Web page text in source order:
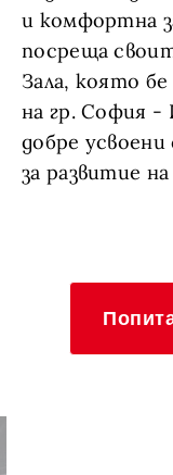
и комфортна
посреща
Зала, която
на гр. София -
добре
за развитие